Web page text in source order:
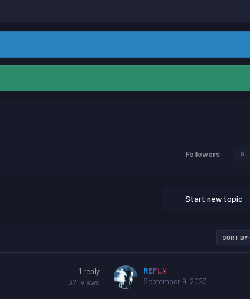
Followers 0
Start new topic
SORT BY
1 reply
321 views
REFLX
September 9, 2023